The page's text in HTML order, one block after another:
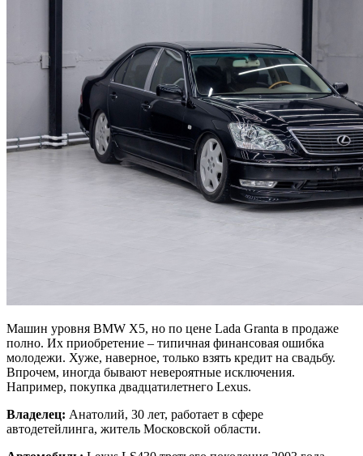
Машин уровня BMW X5, но по цене Lada Granta в продаже
полно. Их приобретение – типичная финансовая ошибка
молодежи. Хуже, наверное, только взять кредит на свадьбу.
Впрочем, иногда бывают невероятные исключения.
Например, покупка двадцатилетнего Lexus.
Владелец: Анатолий, 30 лет, работает в сфере
автодетейлинга, житель Московской области.